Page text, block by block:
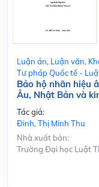
Luận án, Luận văn,
Tư pháp Quốc tế -
Bảo hộ nhãn hiệu
Âu, Nhật Bản và
Tác giả:
Đinh, Thị Minh Thu
Nhà xuất bản:
Trường Đại học Luật